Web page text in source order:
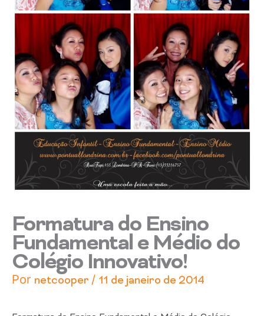
Formatura do Ensino
Fundamental e Médio do
Colégio Innovativo!
Por netcooper / 11 de janeiro de 2014